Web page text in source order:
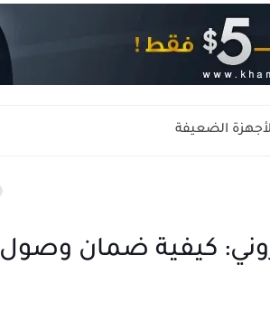
كيفية ضمان وصول